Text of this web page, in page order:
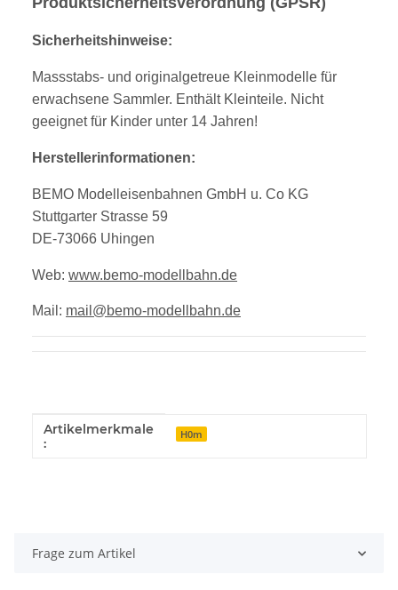
Sicherheitshinweise:
Massstabs- und originalgetreue Kleinmodelle für
erwachsene Sammler. Enthält Kleinteile. Nicht
geeignet für Kinder unter 14 Jahren!
Herstellerinformationen:
BEMO Modelleisenbahnen GmbH u. Co KG
Stuttgarter Strasse 59
DE-73066 Uhingen
Web: www.bemo-modellbahn.de
Mail: mail@bemo-modellbahn.de
Produkteigenschaft
Wert
Artikelmerkmale
:
H0m
Frage zum Artikel